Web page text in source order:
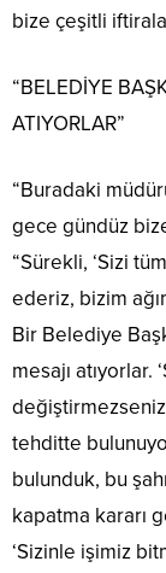
bize çeşitli
“BELEDİYE
ATIYORLAR”
“Buradaki
gece gündüz
“Sürekli, ‘Sizi
ederiz, bizim
Bir Belediye
mesajı
tehditte
bulunduk, bu
kapatma kararı
‘Sizinle işimiz